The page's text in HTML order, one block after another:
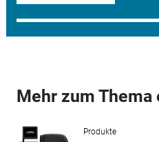
Mehr zum Thema
Produkte